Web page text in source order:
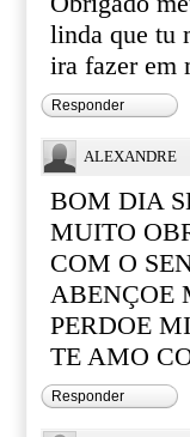
linda que tu
ira fazer em
Responder
ALEXANDRE
BOM DIA
MUITO
COM O
ABENÇOE
PERDOE
TE AMO
Responder